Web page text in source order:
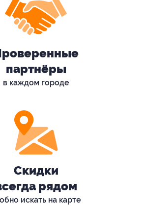
партнёры
в каждом городе
Скидки
рядом
искать на карте